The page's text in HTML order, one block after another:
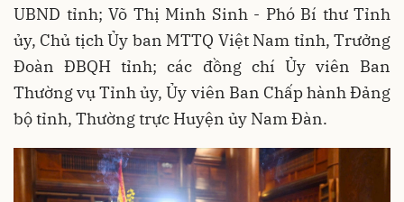
UBND tỉnh; Võ Thị Minh Sinh - Phó Bí thư Tỉnh
ủy, Chủ tịch Ủy ban MTTQ Việt Nam tỉnh, Trưởng
Đoàn ĐBQH tỉnh; các đồng chí Ủy viên Ban
Thường vụ Tỉnh ủy, Ủy viên Ban Chấp hành Đảng
bộ tỉnh, Thường trực Huyện ủy Nam Đàn.